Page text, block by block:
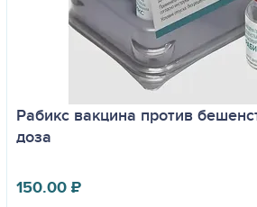
Рабикс вакцина против
доза
150.00₽